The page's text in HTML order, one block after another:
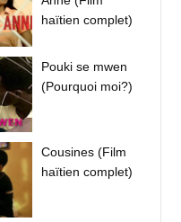
haïtien complet)
Pouki se mwen
(Pourquoi moi?)
Cousines (Film
haïtien complet)